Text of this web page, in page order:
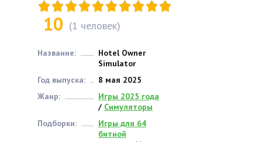
10 (1 человек)
Название:
Hotel Owner
Simulator
Год выпуска:
8 мая 2025
Жанр:
Игры 2025 года
/ Симуляторы
Подборки:
Игры для 64
битной